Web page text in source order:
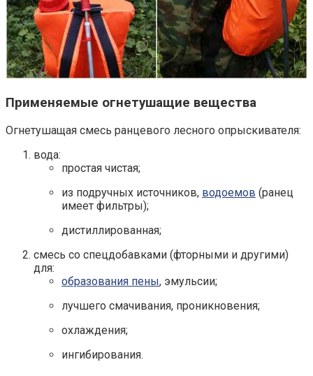
Применяемые огнетушащие вещества
Огнетушащая смесь ранцевого лесного опрыскивателя:
вода:
простая чистая;
из подручных источников, водоемов (ранец
имеет фильтры);
дистиллированная;
смесь со спецдобавками (фторными и другими)
для:
образования пены, эмульсии;
лучшего смачивания, проникновения;
охлаждения;
ингибирования.